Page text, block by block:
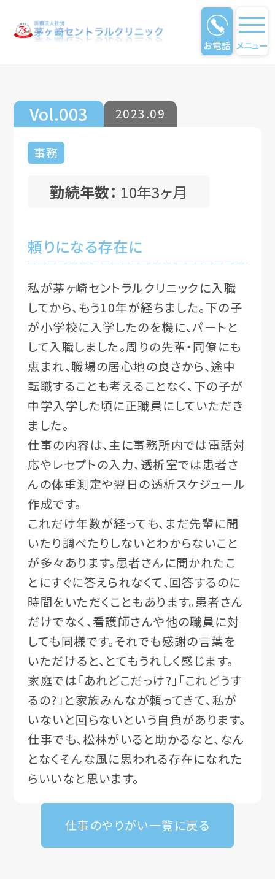
お電話 メニュー
Vol.003 2023.09
事務
勤続年数： 10年3ヶ月
頼りになる存在に
私が茅ヶ崎セントラルクリニックに入職
してから、もう10年が経ちました。下の子
が小学校に入学したのを機に、パートと
して入職しました。周りの先輩・同僚にも
恵まれ、職場の居心地の良さから、途中
転職することも考えることなく、下の子が
中学入学した頃に正職員にしていただき
ました。
仕事の内容は、主に事務所内では電話対
応やレセプトの入力、透析室では患者さ
んの体重測定や翌日の透析スケジュール
作成です。
これだけ年数が経っても、まだ先輩に聞
いたり調べたりしないとわからないこと
が多々あります。患者さんに聞かれたこ
とにすぐに答えられなくて、回答するのに
時間をいただくこともあります。患者さん
だけでなく、看護師さんや他の職員に対
しても同様です。それでも感謝の言葉を
いただけると、とてもうれしく感じます。
家庭では「あれどこだっけ?」「これどうす
るの?」と家族みんなが頼ってきて、私が
いないと回らないという自負があります。
仕事でも、松林がいると助かるなと、なん
となくそんな風に思われる存在になれた
らいいなと思います。
仕事のやりがい一覧に戻る